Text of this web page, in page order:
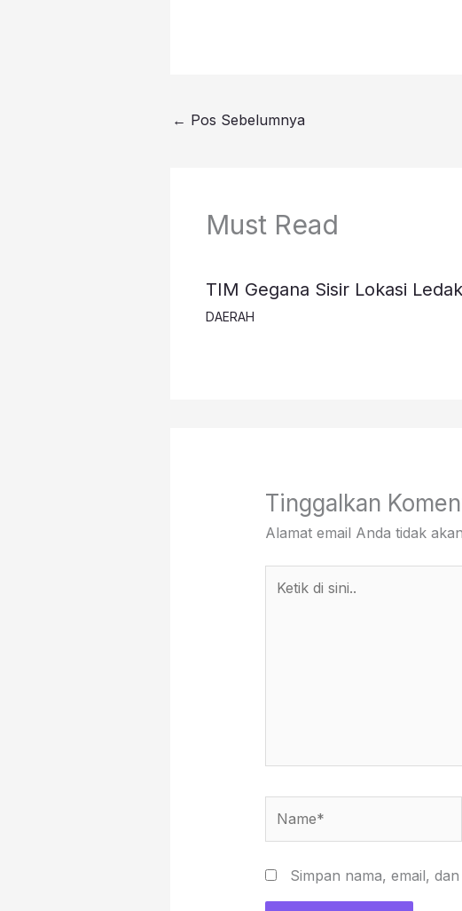
← Pos Sebelumnya
Must Read
TIM Gegana Sisir Lokasi
DAERAH
Tinggalkan
Alamat email Anda tidak
Simpan nama, email,